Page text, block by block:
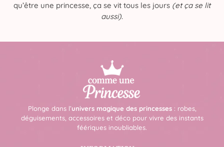
qu’être une princesse, ça se vit tous les jours (et ça se lit
aussi).
Plonge dans l’univers magique des princesses: robes,
déguisements, accessoires et déco pour vivre des instants
féériques inoubliables.